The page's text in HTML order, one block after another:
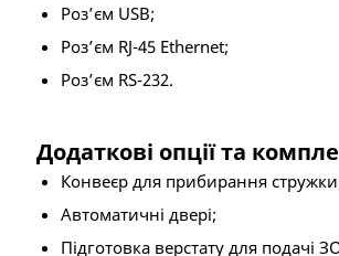
Роз’єм USB;
Роз’єм RJ-45 Ethernet;
Роз’єм RS-232.
Додаткові опції та
Конвеєр для прибирання
Автоматичні двері;
Підготовка верстату для подачі